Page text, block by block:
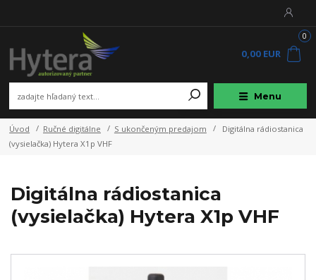
Menu
0
0,00 EUR
Úvod Ručné digitálne S ukončeným predajom
Digitálna rádiostanica
(vysielačka) Hytera X1p VHF
Digitálna rádiostanica
(vysielačka) Hytera X1p VHF